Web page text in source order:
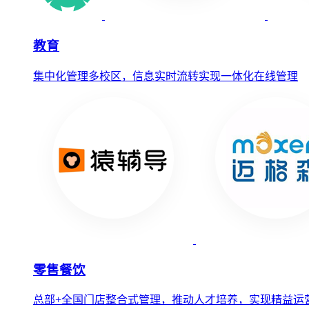
教育
集中化管理多校区，信息实时流转实现一体化在线管理
零售餐饮
总部+全国门店整合式管理，推动人才培养，实现精益运